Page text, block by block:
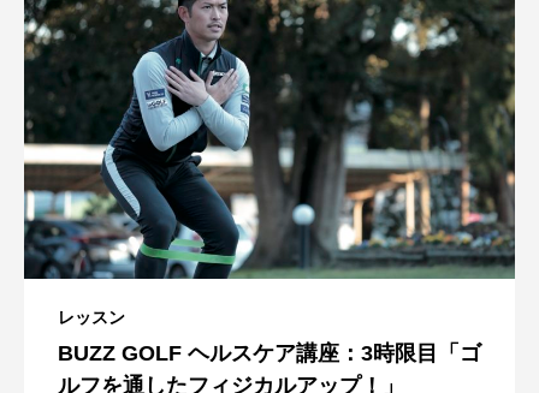
レッスン
BUZZ GOLF ヘルスケア講座：3時限目「ゴ
ルフを通したフィジカルアップ！」